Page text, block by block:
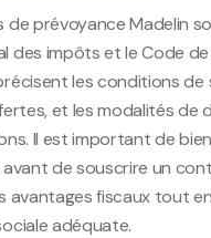
de prévoyance Madelin
des impôts et le Code
les conditions de
et les modalités de
Il est important de
de souscrire un
avantages fiscaux tout
adéquate.